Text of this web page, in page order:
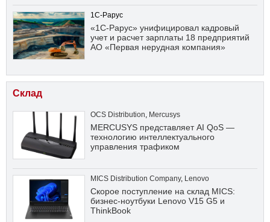
1С-Рарус
«1С-Рарус» унифицировал кадровый
учет и расчет зарплаты 18 предприятий
АО «Первая нерудная компания»
Склад
OCS Distribution, Mercusys
MERCUSYS представляет AI QoS —
технологию интеллектуального
управления трафиком
MICS Distribution Company, Lenovo
Скорое поступление на склад MICS:
бизнес-ноутбуки Lenovo V15 G5 и
ThinkBook